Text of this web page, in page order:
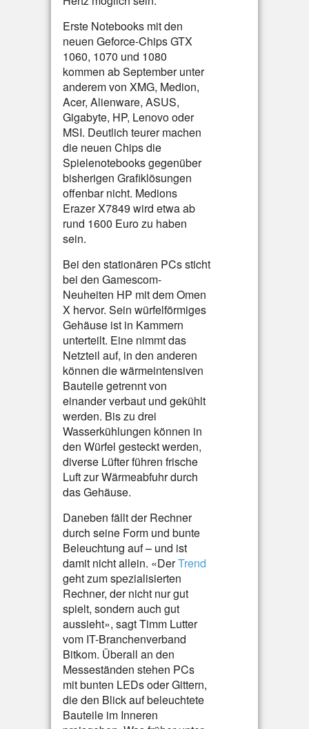
Erste Notebooks mit den
neuen Geforce-Chips GTX
1060, 1070 und 1080
kommen ab September unter
anderem von XMG, Medion,
Acer, Alienware, ASUS,
Gigabyte, HP, Lenovo oder
MSI. Deutlich teurer machen
die neuen Chips die
Spielenotebooks gegenüber
bisherigen Grafiklösungen
offenbar nicht. Medions
Erazer X7849 wird etwa ab
rund 1600 Euro zu haben
sein.
Bei den stationären PCs sticht
bei den Gamescom-
Neuheiten HP mit dem Omen
X hervor. Sein würfelförmiges
Gehäuse ist in Kammern
unterteilt. Eine nimmt das
Netzteil auf, in den anderen
können die wärmeintensiven
Bauteile getrennt von
einander verbaut und gekühlt
werden. Bis zu drei
Wasserkühlungen können in
den Würfel gesteckt werden,
diverse Lüfter führen frische
Luft zur Wärmeabfuhr durch
das Gehäuse.
Daneben fällt der Rechner
durch seine Form und bunte
Beleuchtung auf – und ist
damit nicht allein. «DerTrend
geht zum spezialisierten
Rechner, der nicht nur gut
spielt, sondern auch gut
aussieht», sagt Timm Lutter
vom IT-Branchenverband
Bitkom. Überall an den
Messeständen stehen PCs
mit bunten LEDs oder Gittern,
die den Blick auf beleuchtete
Bauteile im Inneren